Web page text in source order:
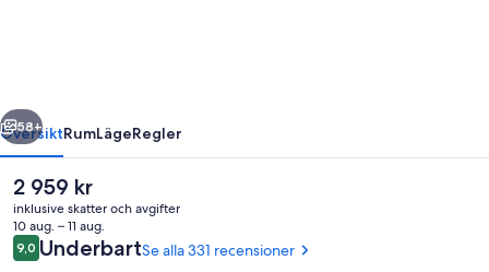
Nästa
58+
ÖversiktRumLägeRegler
Det
nuvarande
priset
är
2 959 kr
2 959 kr
inklusive skatter och avgifter
10 aug. – 11 aug.
Recensioner
9,09,0 av 10,
UnderbartSe alla 331 recensioner